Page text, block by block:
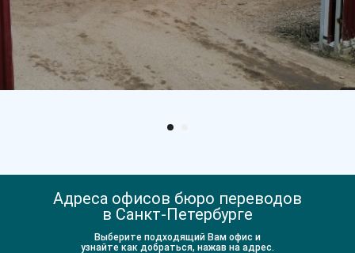
Адреса офисов бюро переводов
в Санкт-Петербурге
Выберите подходящий Вам офис и
узнайте как добраться, нажав на адрес.